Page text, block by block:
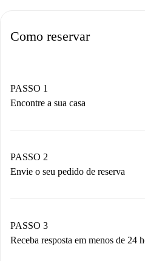
Como reservar
PASSO 1
Encontre a sua casa
Você tem todas as
antecipadamente.
PASSO 2
Envie o seu pedido de reserva
Não cobramos nada até que
PASSO 3
Receba resposta em menos de 24